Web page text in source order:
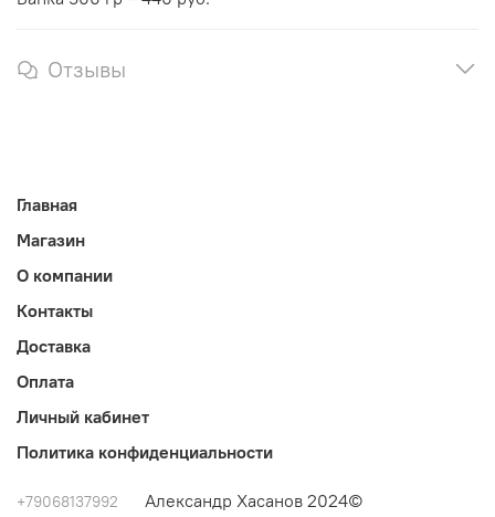
Отзывы
Главная
Магазин
О компании
Контакты
Доставка
Оплата
Личный кабинет
Политика конфиденциальности
+79068137992 Александр Хасанов 2024©